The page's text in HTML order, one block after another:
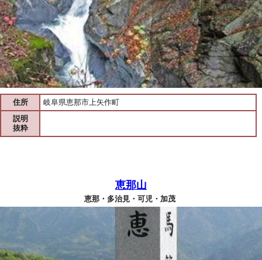
住所
岐阜県恵那市上矢作町
説明
抜粋
恵那山
恵那・多治見・可児・加茂